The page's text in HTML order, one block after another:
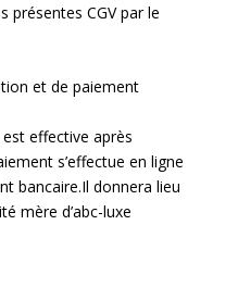
présentes CGV par le
et de paiement
effective après
s’effectue en ligne
bancaire.Il donnera lieu
mère d’abc-luxe